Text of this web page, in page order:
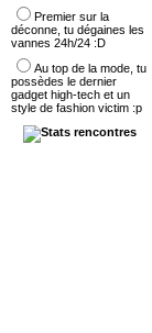
Premier sur la
déconne, tu dégaines les
vannes 24h/24 :D
Au top de la mode, tu
possèdes le dernier
gadget high-tech et un
style de fashion victim :p